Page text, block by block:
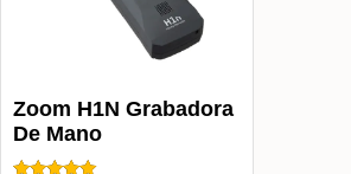
Zoom H1N Grabadora
De Mano